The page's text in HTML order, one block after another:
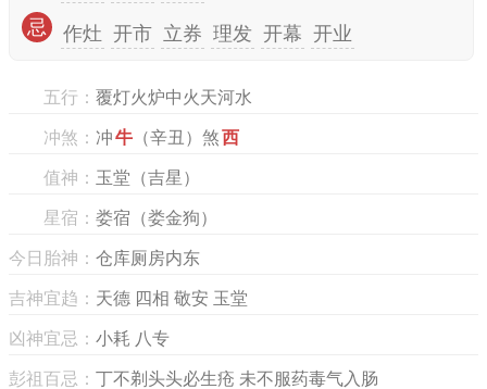
忌 作灶 开市 立券 理发 开幕 开业
五行： 覆灯火炉中火天河水
冲煞： 冲牛 （辛丑）煞西
值神： 玉堂（吉星）
星宿： 娄宿（娄金狗）
今日胎神： 仓库厕房内东
吉神宜趋： 天德 四相 敬安 玉堂
凶神宜忌： 小耗 八专
彭祖百忌： 丁不剃头头必生疮 未不服药毒气入肠